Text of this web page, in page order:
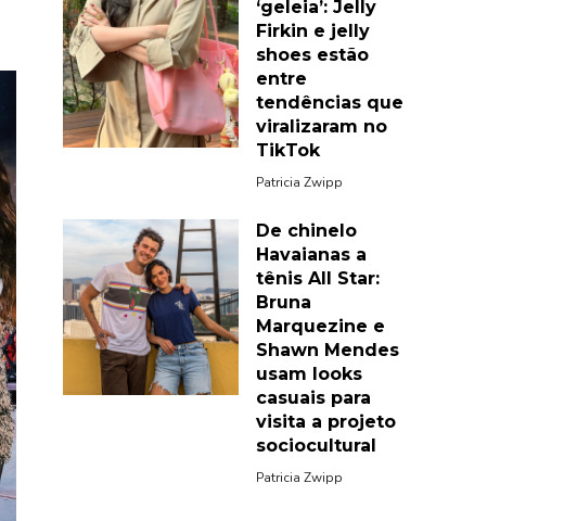
‘geleia’: Jelly
Firkin e jelly
shoes estão
entre
tendências que
viralizaram no
TikTok
Patricia Zwipp
De chinelo
Havaianas a
tênis All Star:
Bruna
Marquezine e
Shawn Mendes
usam looks
casuais para
visita a projeto
sociocultural
Patricia Zwipp